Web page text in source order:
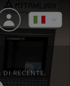
DI RECENTE.